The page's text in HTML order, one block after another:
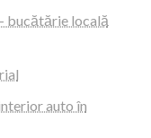
bucătărie locală
auto în